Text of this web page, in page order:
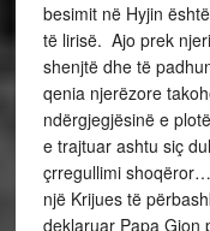
besimit në Hyjin
të lirisë. Ajo prek
shenjtë dhe të
qenia njerëzore
ndërgjegjësinë e
e trajtuar ashtu siç
çrregullimi
një Krijues të
deklaruar Papa Gjon